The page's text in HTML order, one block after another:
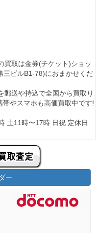
買取は金券(チケット)ショッ
三ビルB1-78)におまかせくだ
郵送や持込で全国から買取り
帯やスマホも高価買取中です!
土11時〜17時 日祝 定休日
ー